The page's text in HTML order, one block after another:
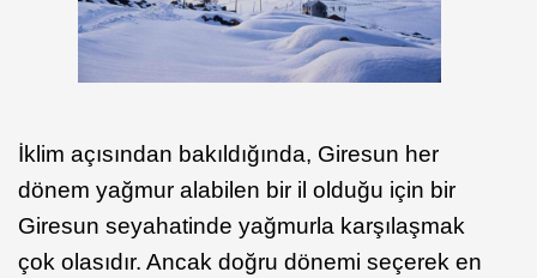
İklim açısından bakıldığında, Giresun her
dönem yağmur alabilen bir il olduğu için bir
Giresun seyahatinde yağmurla karşılaşmak
çok olasıdır. Ancak doğru dönemi seçerek en